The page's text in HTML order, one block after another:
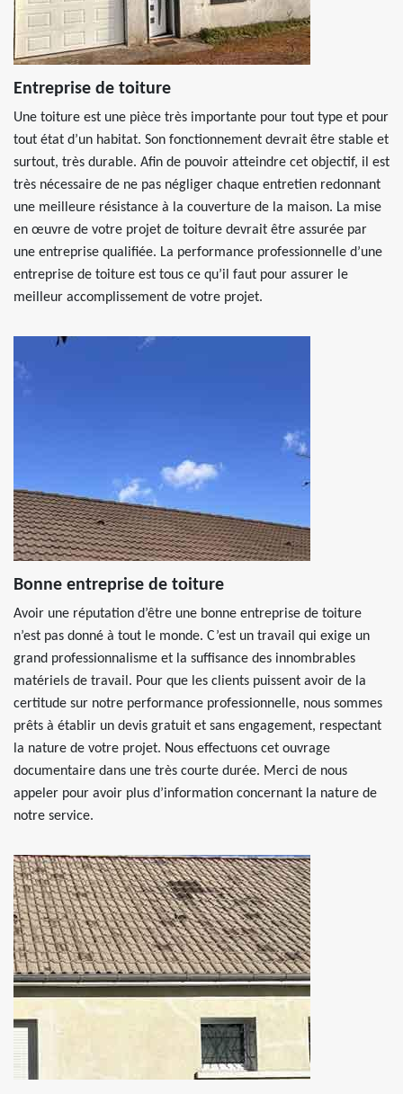
Entreprise de toiture
Une toiture est une pièce très importante pour tout type et pour
tout état d’un habitat. Son fonctionnement devrait être stable et
surtout, très durable. Afin de pouvoir atteindre cet objectif, il est
très nécessaire de ne pas négliger chaque entretien redonnant
une meilleure résistance à la couverture de la maison. La mise
en œuvre de votre projet de toiture devrait être assurée par
une entreprise qualifiée. La performance professionnelle d’une
entreprise de toiture est tous ce qu’il faut pour assurer le
meilleur accomplissement de votre projet.
Bonne entreprise de toiture
Avoir une réputation d’être une bonne entreprise de toiture
n’est pas donné à tout le monde. C’est un travail qui exige un
grand professionnalisme et la suffisance des innombrables
matériels de travail. Pour que les clients puissent avoir de la
certitude sur notre performance professionnelle, nous sommes
prêts à établir un devis gratuit et sans engagement, respectant
la nature de votre projet. Nous effectuons cet ouvrage
documentaire dans une très courte durée. Merci de nous
appeler pour avoir plus d’information concernant la nature de
notre service.